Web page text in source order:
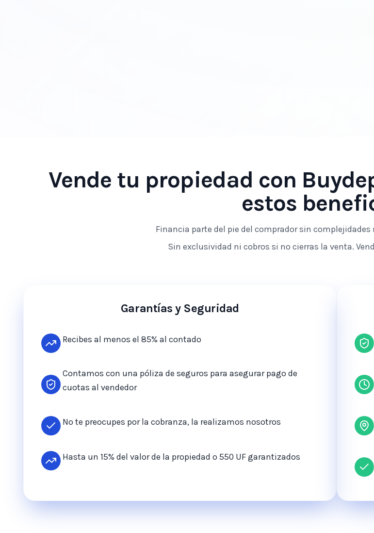
Vende tu propiedad con
estos
Financia parte del pie del comprador sin
Sin exclusividad ni cobros si no cierras la venta.
Garantías y Seguridad
Recibes al menos el 85% al contado
Contamos con una póliza de seguros para asegurar pago de
cuotas al vendedor
No te preocupes por la cobranza, la realizamos nosotros
Hasta un 15% del valor de la propiedad o 550 UF garantizados